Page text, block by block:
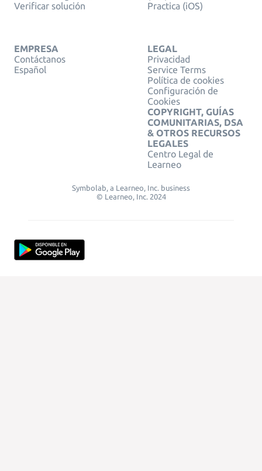
Verificar solución
Practica (iOS)
EMPRESA
Contáctanos
Español
LEGAL
Privacidad
Service Terms
Política de cookies
Configuración de
Cookies
COPYRIGHT, GUÍAS
COMUNITARIAS, DSA
& OTROS RECURSOS
LEGALES
Centro Legal de
Learneo
Symbolab, a Learneo, Inc. business
© Learneo, Inc. 2024